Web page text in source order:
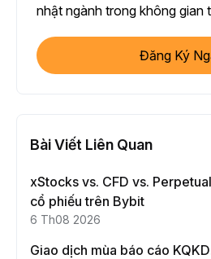
nhật ngành trong không gian
Đăng Ký
Bài Viết Liên Quan
xStocks vs. CFD vs.
cổ phiếu trên Bybit
6 Th08 2026
Giao dịch mùa báo cáo